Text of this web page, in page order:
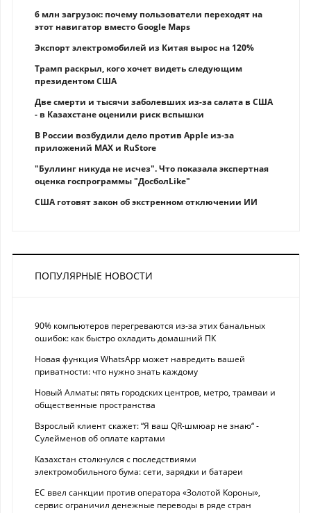
6 млн загрузок: почему пользователи переходят на
этот навигатор вместо Google Maps
Экспорт электромобилей из Китая вырос на 120%
Трамп раскрыл, кого хочет видеть следующим
президентом США
Две смерти и тысячи заболевших из-за салата в США
- в Казахстане оценили риск вспышки
В России возбудили дело против Apple из-за
приложений MAX и RuStore
"Буллинг никуда не исчез". Что показала экспертная
оценка госпрограммы "ДосболLike"
США готовят закон об экстренном отключении ИИ
ПОПУЛЯРНЫЕ НОВОСТИ
90% компьютеров перегреваются из-за этих банальных
ошибок: как быстро охладить домашний ПК
Новая функция WhatsApp может навредить вашей
приватности: что нужно знать каждому
Новый Алматы: пять городских центров, метро, трамваи и
общественные пространства
Взрослый клиент скажет: “Я ваш QR-шмюар не знаю“ -
Сулейменов об оплате картами
Казахстан столкнулся с последствиями
электромобильного бума: сети, зарядки и батареи
ЕС ввел санкции против оператора «Золотой Короны»,
сервис ограничил денежные переводы в ряде стран